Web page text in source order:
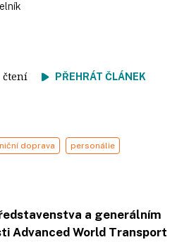
čtení PŘEHRÁT ČLÁNEK
doprava personálie
a generálním
Advanced World Transport